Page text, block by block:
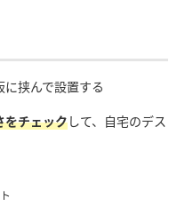
に挟んで設置する
をチェックして、自宅のデス